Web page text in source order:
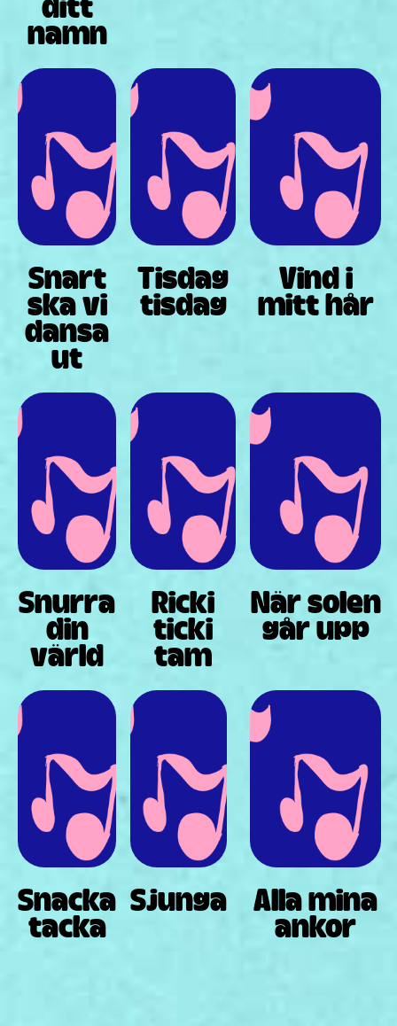
namn
Snart
ska vi
dansa
ut
Tisdag
tisdag
Vind i
mitt hår
Snurra
din
värld
Ricki
ticki
tam
När solen
går upp
Snacka
tacka
Sjunga Alla mina
ankor